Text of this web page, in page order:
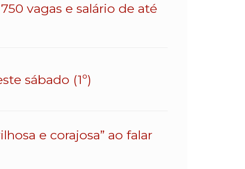
vagas e salário de até
sábado (1º)
e corajosa” ao falar